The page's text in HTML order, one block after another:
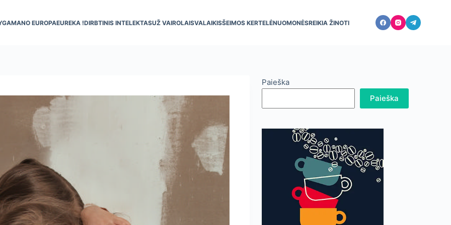
MANO EUROPAEUREKA !DIRBTINIS INTELEKTASUŽ VAIROLAISVALAIKISŠEIMOS KERTELĖNUOMONĖSREIKIA ŽINOTI
Paieška
Paieška